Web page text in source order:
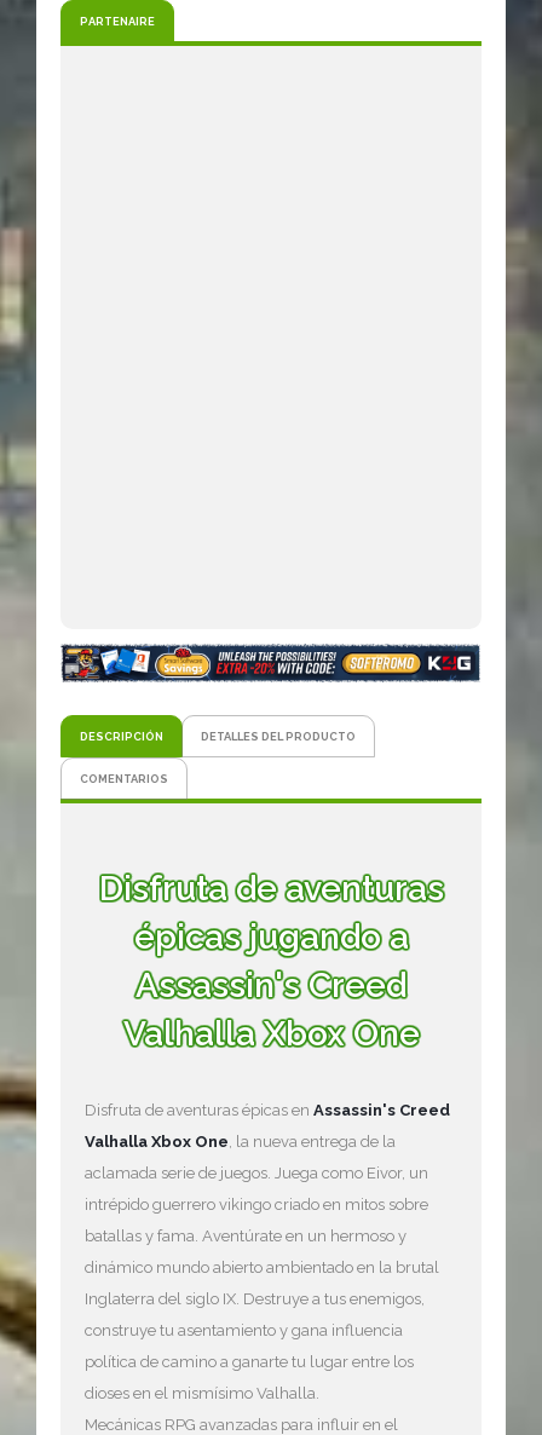
PARTENAIRE
DESCRIPCIÓN DETALLES DEL PRODUCTO
COMENTARIOS
Disfruta de aventuras
épicas jugando a
Assassin's Creed
Valhalla Xbox One
Disfruta de aventuras épicas en Assassin's Creed
Valhalla Xbox One , la nueva entrega de la
aclamada serie de juegos. Juega como Eivor, un
intrépido guerrero vikingo criado en mitos sobre
batallas y fama. Aventúrate en un hermoso y
dinámico mundo abierto ambientado en la brutal
Inglaterra del siglo IX. Destruye a tus enemigos,
construye tu asentamiento y gana influencia
política de camino a ganarte tu lugar entre los
dioses en el mismísimo Valhalla.
Mecánicas RPG avanzadas para influir en el